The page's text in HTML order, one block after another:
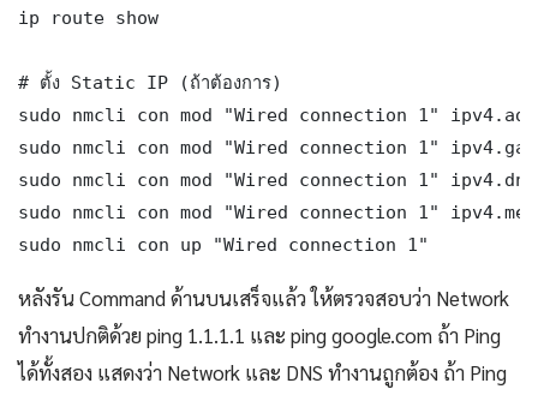
ip route show
# ตั้ง Static IP (ถ้าต้องการ)
sudo nmcli con mod "Wired connection 1"
sudo nmcli con mod "Wired connection 1"
sudo nmcli con mod "Wired connection 1"
sudo nmcli con mod "Wired connection 1"
sudo nmcli con up "Wired connection 1"
หลังรัน Command ด้านบนเสร็จแล้ว ให้ตรวจสอบว่า Network
ทำงานปกติด้วย ping 1.1.1.1 และ ping google.com ถ้า Ping
ได้ทั้งสอง แสดงว่า Network และ DNS ทำงานถูกต้อง ถ้า Ping